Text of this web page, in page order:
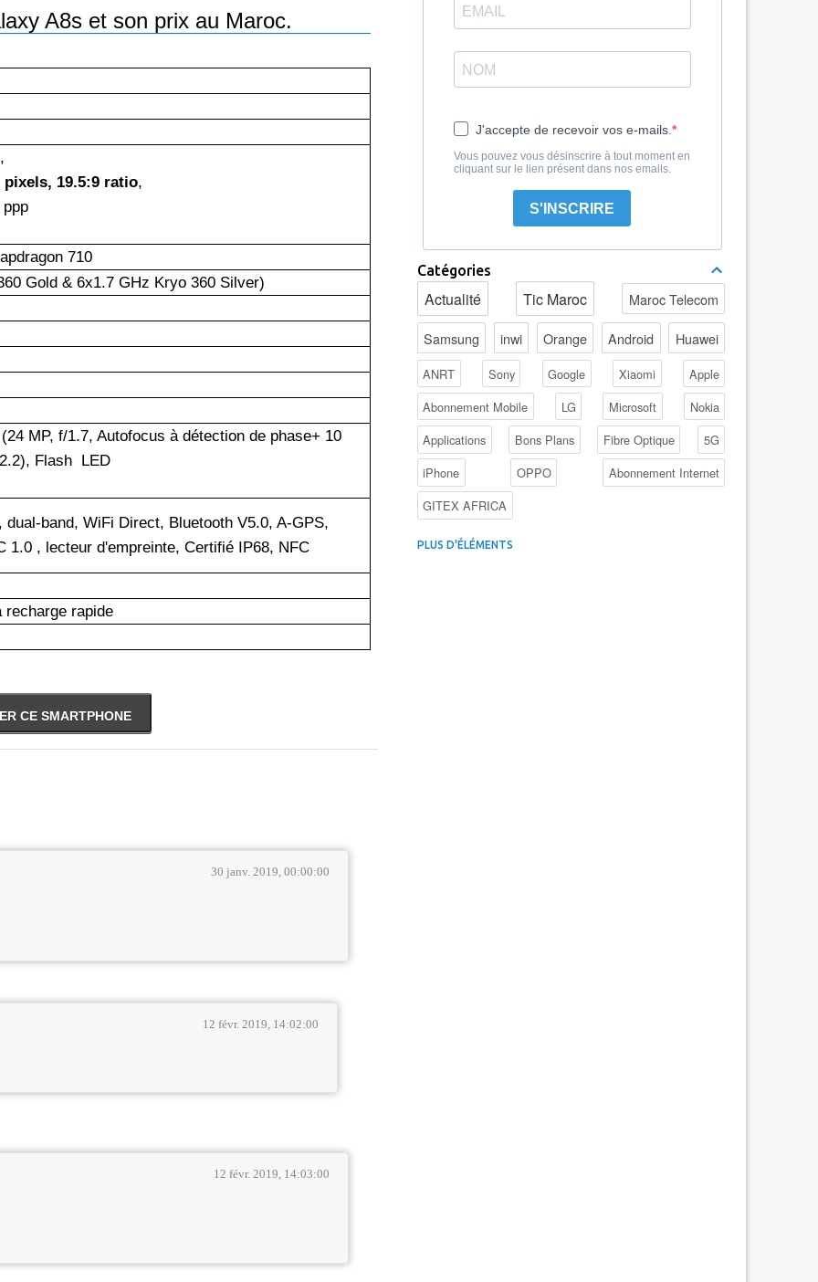
A8s et son prix au Maroc.
pixels, 19.5:9 ratio,
ppp
710
Gold & 6x1.7 GHz Kryo 360 Silver)
MP, f/1.7, Autofocus à détection de phase+ 10
Flash LED
dual-band, WiFi Direct, Bluetooth V5.0, A-GPS,
1.0 , lecteur d'empreinte, Certifié IP68, NFC
recharge rapide
CE SMARTPHONE
30 janv. 2019, 00:00:00
12 févr. 2019, 14:02:00
12 févr. 2019, 14:03:00
J'accepte de recevoir vos e-mails.
Vous pouvez vous désinscrire à tout moment en
cliquant sur le lien présent dans nos emails.
S'INSCRIRE
Catégories
Actualité Tic Maroc Maroc Telecom
Samsung inwi Orange Android Huawei
ANRT Sony Google Xiaomi
Apple
Abonnement Mobile
LG Microsoft
Nokia
Applications
Bons Plans Fibre Optique
5G
iPhone
OPPO
Abonnement Internet
GITEX AFRICA
4G au Maroc
PLUS D'ÉLÉMENTS